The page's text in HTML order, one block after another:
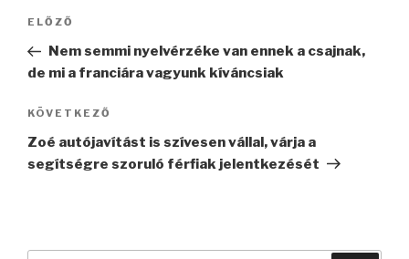
Bejegyzés
Korábbi
bejegyzés
ELŐZŐ
Nem semmi nyelvérzéke van ennek a csajnak,
de mi a franciára vagyunk kíváncsiak
Következő
bejegyzés
KÖVETKEZŐ
Zoé autójavítást is szívesen vállal, várja a
segítségre szoruló férfiak jelentkezését